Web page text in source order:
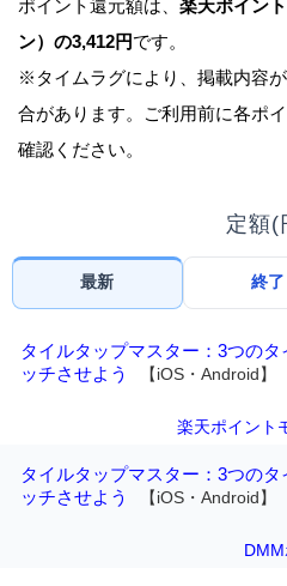
ポイント還元額は、 楽天ポイン
ン）の3,412円です。
※タイムラグにより、掲載内容
合があります。ご利用前に各ポ
確認ください。
定額(
最新 終了
タイルタップマスター：3つのタ
ッチさせよう
【iOS・Android】
楽天ポイント
タイルタップマスター：3つのタ
ッチさせよう
【iOS・Android】